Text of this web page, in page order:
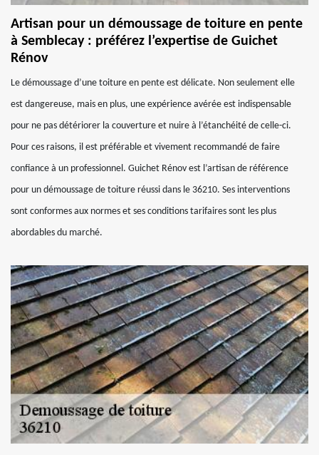
Artisan pour un démoussage de toiture en pente
à Semblecay : préférez l’expertise de Guichet
Rénov
Le démoussage d’une toiture en pente est délicate. Non seulement elle
est dangereuse, mais en plus, une expérience avérée est indispensable
pour ne pas détériorer la couverture et nuire à l’étanchéité de celle-ci.
Pour ces raisons, il est préférable et vivement recommandé de faire
confiance à un professionnel. Guichet Rénov est l’artisan de référence
pour un démoussage de toiture réussi dans le 36210. Ses interventions
sont conformes aux normes et ses conditions tarifaires sont les plus
abordables du marché.